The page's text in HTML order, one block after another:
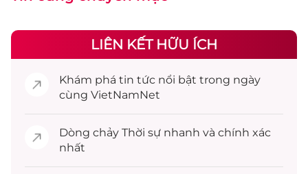
LIÊN KẾT HỮU ÍCH
Khám phá tin tức nổi bật trong ngày
cùng VietNamNet
Dòng chảy Thời sự nhanh và chính xác
nhất